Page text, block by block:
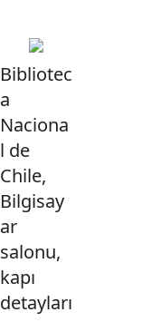
Bibliotec
a
Naciona
l de
Chile,
Bilgisay
ar
salonu,
kapı
detayları